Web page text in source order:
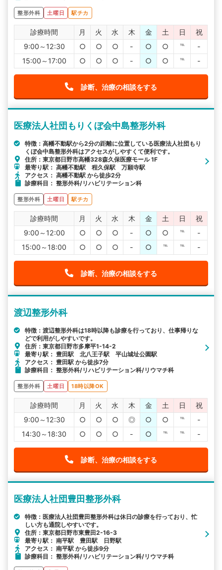
整形外科 土曜日 駅チカ
診療時間 月 火 水 木 金 土 日
祝
9:00～12:30
○ ○ ○ - ○ ○ ℡
-
15:00～17:00
○ ○ ○ - ○ ○ ℡ -
診断、治療の相談をする
医療法人社団もりくぼ会中島整形外科
特徴：高幡不動駅から2分の距離に位置している医療法人社団もり
くぼ会中島整形外科はアクセスがしやすくて便利です。
住所：東京都日野市高幡328森久保医療モール 1F
最寄り駅： 高幡不動駅 程久保駅 万願寺駅
アクセス： 高幡不動駅 から徒歩2分
診療科目： 整形外科/リハビリテーション科
整形外科 土曜日 駅チカ
診療時間 月 火 水 木 金 土 日
祝
9:00～12:00
○ ○ ○ - ○ ○ ℡
-
15:00～18:00
○ ○ ○ - ○ ℡ ℡ -
診断、治療の相談をする
渡辺整形外科
特徴：渡辺整形外科は18時以降も診療を行っており、仕事帰りな
どで利用がしやすいです。
住所：東京都日野市多摩平1-14-2
最寄り駅： 豊田駅 北八王子駅 平山城址公園駅
アクセス： 豊田駅 から徒歩7分
診療科目： 整形外科/リハビリテーション科/リウマチ科
整形外科 土曜日 18時以降OK
診療時間 月 火 水 木 金 土 日
祝
9:00～12:30
○ ○ ○ ◎ ○ ○ ℡
-
14:30～18:30
○ ○ ○ - ○ ℡ ℡ -
診断、治療の相談をする
医療法人社団豊田整形外科
特徴：医療法人社団豊田整形外科は休日の診療を行っており、忙
しい方も通院しやすいです。
住所：東京都日野市東豊田2-16-3
最寄り駅： 南平駅 豊田駅 日野駅
アクセス： 南平駅 から徒歩9分
診療科目： 整形外科/リハビリテーション科/リウマチ科